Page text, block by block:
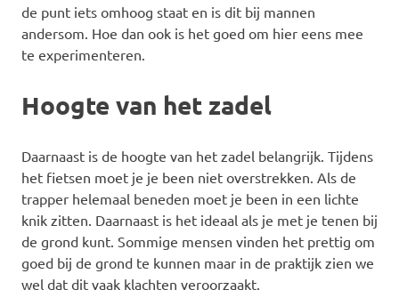
de punt iets omhoog staat en is dit bij mannen
andersom. Hoe dan ook is het goed om hier eens mee
te experimenteren.
Hoogte van het zadel
Daarnaast is de hoogte van het zadel belangrijk. Tijdens
het fietsen moet je je been niet overstrekken. Als de
trapper helemaal beneden moet je been in een lichte
knik zitten. Daarnaast is het ideaal als je met je tenen bij
de grond kunt. Sommige mensen vinden het prettig om
goed bij de grond te kunnen maar in de praktijk zien we
wel dat dit vaak klachten veroorzaakt.